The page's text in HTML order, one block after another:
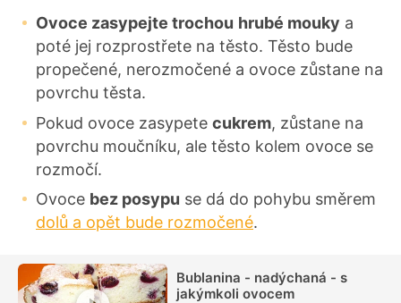
Ovoce zasypejte trochou hrubé mouky a
poté jej rozprostřete na těsto. Těsto bude
propečené, nerozmočené a ovoce zůstane na
povrchu těsta.
Pokud ovoce zasypete cukrem, zůstane na
povrchu moučníku, ale těsto kolem ovoce se
rozmočí.
Ovoce bez posypu se dá do pohybu směrem
dolů a opět bude rozmočené.
Bublanina - nadýchaná - s
jakýmkoli ovocem